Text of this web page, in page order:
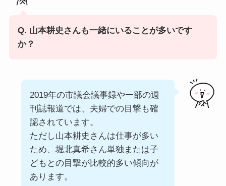
Q. 山本耕史さんも一緒にいることが多いです
か？
2019年の市議会議事録や一部の週
刊誌報道では、夫婦での目撃も確
認されています。
ただし山本耕史さんは仕事が多い
ため、堀北真希さん単独または子
どもとの目撃が比較的多い傾向が
あります。